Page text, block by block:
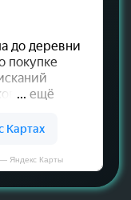
— Яндекс Карты